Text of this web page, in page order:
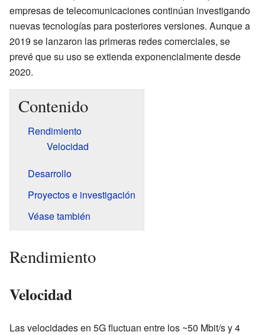
empresas de telecomunicaciones continúan investigando
nuevas tecnologías para posteriores versiones. Aunque a
2019 se lanzaron las primeras redes comerciales, se
prevé que su uso se extienda exponencialmente desde
2020.
Contenido
Rendimiento
Velocidad
Desarrollo
Proyectos e investigación
Véase también
Rendimiento
Velocidad
Las velocidades en 5G fluctuan entre los ~50 Mbit/s y 4